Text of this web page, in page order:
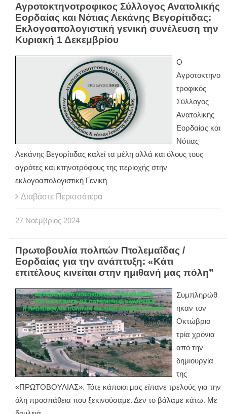
Αγροτοκτηνοτροφικος Σύλλογος Ανατολικής
Εορδαίας και Νότιας Λεκάνης Βεγορίτιδας:
Εκλογοαπολογιστική γενική συνέλευση την
Κυριακή 1 Δεκεμβρίου
Ο
Αγροτοκτηνο
τροφικός
Σύλλογος
Ανατολικής
Εορδαίας και
Νότιας
Λεκάνης Βεγορίτιδας καλεί τα μέλη αλλά και όλους τους
αγρότες και κτηνοτρόφους της περιοχής στην
εκλογοαπολογιστική Γενική
Διαβάστε Περισσότερα
27 Νοέμβριος 2024
Πρωτοβουλία πολιτών Πτολεμαΐδας /
Εορδαίας για την ανάπτυξη: «Κάτι
επιτέλους κινείται στην ημιθανή μας πόλη”
Συμπληρώθ
ηκαν τον
Οκτώβριο
τρία χρόνια
από την
δημιουργία
της
«ΠΡΩΤΟΒΟΥΛΙΑΣ». Τότε κάποιοι μας είπανε τρελούς για την
όλη προσπάθεια που ξεκινούσαμε. Δεν το βάλαμε κάτω. Με